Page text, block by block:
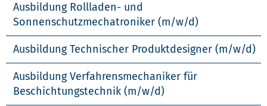
Ausbildung Rollladen- und
Sonnenschutzmechatroniker (m/w/d)
Ausbildung Technischer Produktdesigner (m/w/d)
Ausbildung Verfahrensmechaniker für
Beschichtungstechnik (m/w/d)